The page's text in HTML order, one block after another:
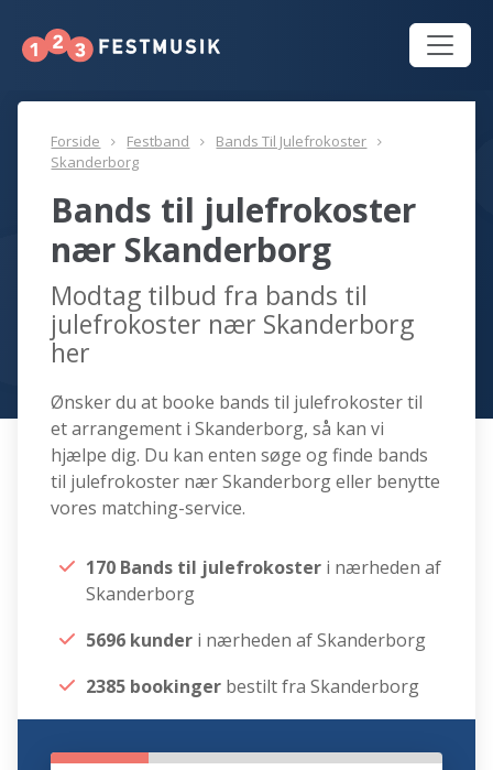
Forside Festband
Bands Til Julefrokoster
Skanderborg
Bands til julefrokoster
nær Skanderborg
Modtag tilbud fra bands til
julefrokoster nær Skanderborg
her
Ønsker du at booke bands til julefrokoster til
et arrangement i Skanderborg, så kan vi
hjælpe dig. Du kan enten søge og finde bands
til julefrokoster nær Skanderborg eller benytte
vores matching-service.
170 Bands til julefrokoster i nærheden af
Skanderborg
5696 kunder i nærheden af Skanderborg
2385 bookinger bestilt fra Skanderborg